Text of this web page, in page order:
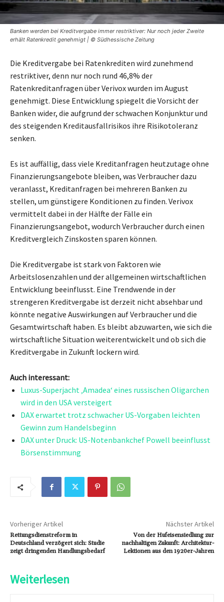
Banken werden bei Kreditvergabe immer restriktiver: Nur noch jeder Zweite
erhält Ratenkredit genehmigt | © Südhessische Zeitung
Die Kreditvergabe bei Ratenkrediten wird zunehmend
restriktiver, denn nur noch rund 46,8% der
Ratenkreditanfragen über Verivox wurden im August
genehmigt. Diese Entwicklung spiegelt die Vorsicht der
Banken wider, die aufgrund der schwachen Konjunktur und
des steigenden Kreditausfallrisikos ihre Risikotoleranz
senken.
Es ist auffällig, dass viele Kreditanfragen heutzutage ohne
Finanzierungsangebote bleiben, was Verbraucher dazu
veranlasst, Kreditanfragen bei mehreren Banken zu
stellen, um günstigere Konditionen zu finden. Verivox
vermittelt dabei in der Hälfte der Fälle ein
Finanzierungsangebot, wodurch Verbraucher durch einen
Kreditvergleich Zinskosten sparen können.
Die Kreditvergabe ist stark von Faktoren wie
Arbeitslosenzahlen und der allgemeinen wirtschaftlichen
Entwicklung beeinflusst. Eine Trendwende in der
strengeren Kreditvergabe ist derzeit nicht absehbar und
könnte negative Auswirkungen auf Verbraucher und die
Gesamtwirtschaft haben. Es bleibt abzuwarten, wie sich die
wirtschaftliche Situation weiterentwickelt und ob sich die
Kreditvergabe in Zukunft lockern wird.
Auch interessant:
Luxus-Superjacht ‚Amadea‘ eines russischen Oligarchen
wird in den USA versteigert
DAX erwartet trotz schwacher US-Vorgaben leichten
Gewinn zum Handelsbeginn
DAX unter Druck: US-Notenbankchef Powell beeinflusst
Börsenstimmung
Vorheriger Artikel
Rettungsdienstreform in
Deutschland verzögert sich: Studie
zeigt dringenden Handlungsbedarf
Nächster Artikel
Von der Hufeisensiedlung zur
nachhaltigen Zukunft: Architektur-
Lektionen aus den 1920er-Jahren
Weiterlesen